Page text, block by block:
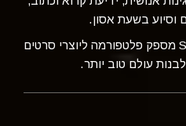
וסיוע בשעת אסון.
מסיבה זו, ערוץ ה-Scientology מספק פלטפורמה ליוצרי סרטים
עולם טוב יותר.